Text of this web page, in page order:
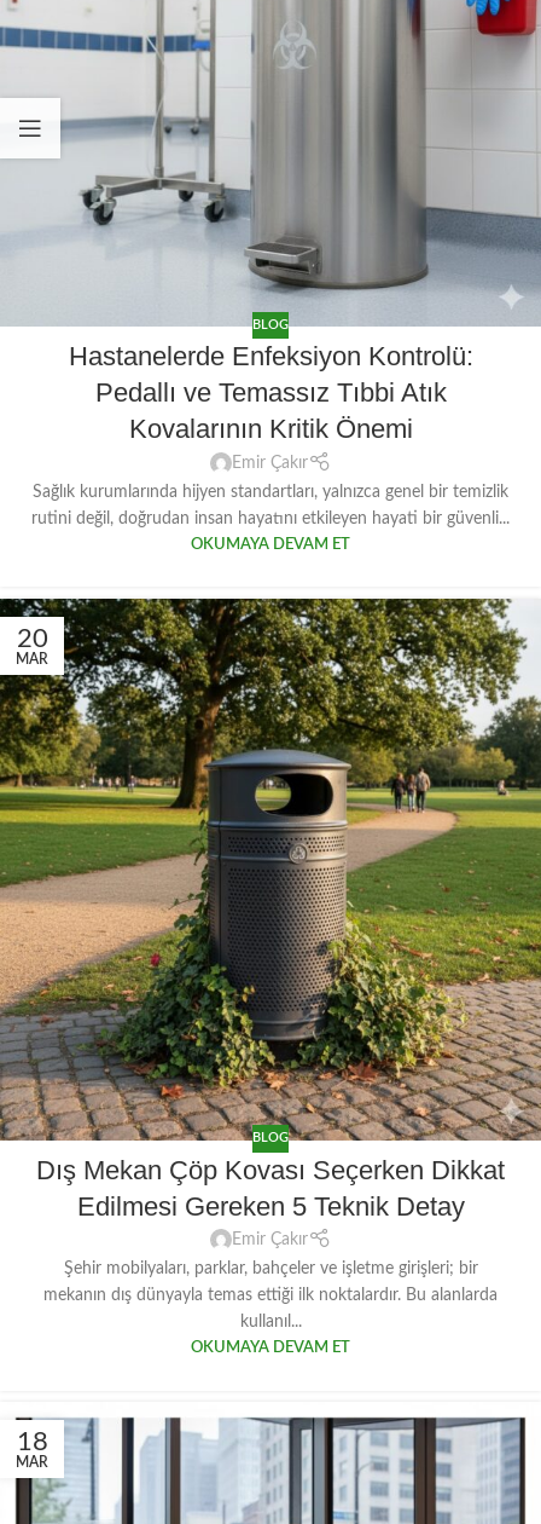
BLOG
Hastanelerde Enfeksiyon Kontrolü:
Pedallı ve Temassız Tıbbi Atık
Kovalarının Kritik Önemi
Emir Çakır
Sağlık kurumlarında hijyen standartları, yalnızca genel bir temizlik
rutini değil, doğrudan insan hayatını etkileyen hayati bir güvenli...
OKUMAYA DEVAM ET
20
MAR
BLOG
Dış Mekan Çöp Kovası Seçerken Dikkat
Edilmesi Gereken 5 Teknik Detay
Emir Çakır
Şehir mobilyaları, parklar, bahçeler ve işletme girişleri; bir
mekanın dış dünyayla temas ettiği ilk noktalardır. Bu alanlarda
kullanıl...
OKUMAYA DEVAM ET
18
MAR